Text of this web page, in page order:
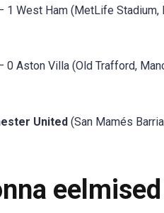
1 West Ham (MetLife
0 Aston Villa (Old Trafford,
United (San Mamés